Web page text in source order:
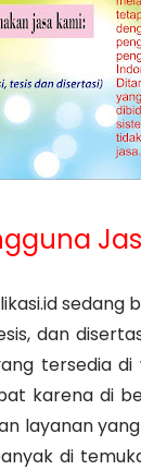
dan
tersedia
karena di
layanan
di